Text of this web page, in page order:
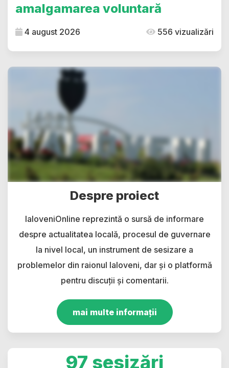
amalgamarea voluntară
4 august 2026 556 vizualizări
Despre proiect
IaloveniOnline reprezintă o sursă de informare
despre actualitatea locală, procesul de guvernare
la nivel local, un instrument de sesizare a
problemelor din raionul Ialoveni, dar și o platformă
pentru discuții și comentarii.
mai multe informații
97 sesizări